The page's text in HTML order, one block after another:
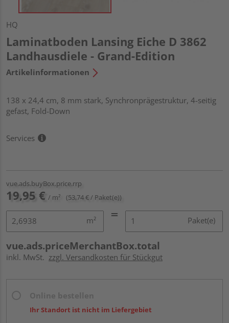
HQ
Laminatboden Lansing Eiche D 3862
Landhausdiele - Grand-Edition
Artikelinformationen
138 x 24,4 cm, 8 mm stark, Synchronprägestruktur, 4-seitig
gefast, Fold-Down
Services
vue.ads.buyBox.price.rrp
19,95 € / m² (53,74 € / Paket(e))
m² Paket(e)
vue.ads.priceMerchantBox.total
inkl. MwSt. zzgl. Versandkosten für Stückgut
Ihr Standort ist nicht im Liefergebiet